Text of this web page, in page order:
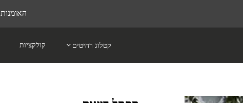
האומנות 20 א.ת. חדש נתניה
קטלוג רהיטים קולקציות